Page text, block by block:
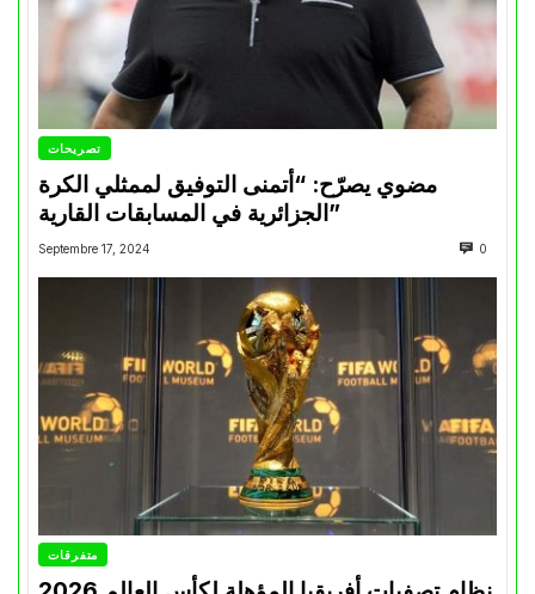
تصريحات
مضوي يصرّح: “أتمنى التوفيق لممثلي الكرة
الجزائرية في المسابقات القارية”
Septembre 17, 2024 0
متفرقات